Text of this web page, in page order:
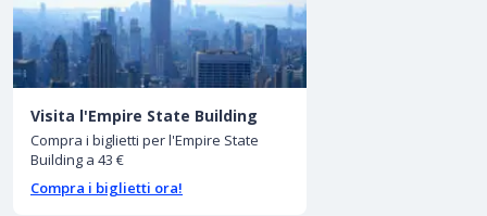
Visita l'Empire State Building
Compra i biglietti per l'Empire State
Building a 43 €
Compra i biglietti ora!